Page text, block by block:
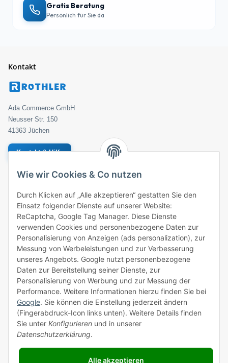
Gratis Beratung
Persönlich für Sie da
Kontakt
Ada Commerce GmbH
Neusser Str. 150
41363 Jüchen
Kontakt & Hilfe
Geprüfter Händler
Bestellung
ROTHLER
Zahlungsarten
Versandpartner
Wie wir Cookies & Co nutzen
Durch Klicken auf „Alle akzeptieren“ gestatten Sie den
Einsatz folgender Dienste auf unserer Website:
ReCaptcha, Google Tag Manager. Diese Dienste
verwenden Cookies und personenbezogene Daten zur
Personalisierung von Anzeigen (ads personalization), zur
Messung von Werbeleistungen und zur Verbesserung
unseres Angebots. Google nutzt personenbezogene
Daten zur Bereitstellung seiner Dienste, zur
Personalisierung von Werbung und zur Messung der
Performance. Weitere Informationen hierzu finden Sie bei
Google. Sie können die Einstellung jederzeit ändern
(Fingerabdruck-Icon links unten). Weitere Details finden
Sie unter Konfigurieren und in unserer
Datenschutzerklärung.
Alle akzeptieren